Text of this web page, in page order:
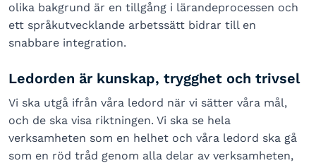
olika bakgrund är en tillgång i lärandeprocessen och
ett språkutvecklande arbetssätt bidrar till en
snabbare integration.
Ledorden är kunskap, trygghet och trivsel
Vi ska utgå ifrån våra ledord när vi sätter våra mål,
och de ska visa riktningen. Vi ska se hela
verksamheten som en helhet och våra ledord ska gå
som en röd tråd genom alla delar av verksamheten,